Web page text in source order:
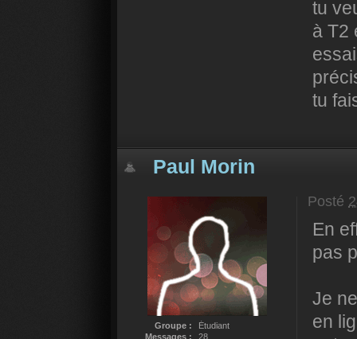
tu
à T2
tu
Paul Morin
Groupe :
Étudiant
Messages :
28
Posté
En
pas
Je
en